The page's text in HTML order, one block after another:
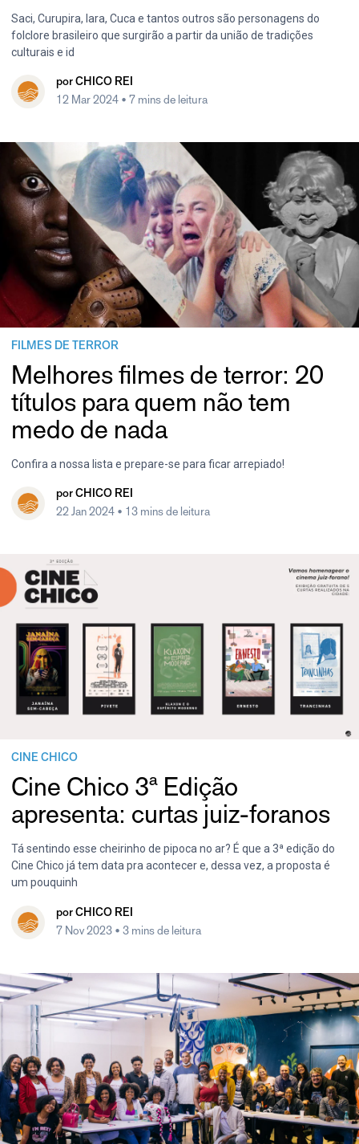
Saci, Curupira, Iara, Cuca e tantos outros são personagens do
folclore brasileiro que surgirão a partir da união de tradições
culturais e id
por CHICO REI
12 Mar 2024 • 7 mins de leitura
FILMES DE TERROR
Melhores filmes de terror: 20
títulos para quem não tem
medo de nada
Confira a nossa lista e prepare-se para ficar arrepiado!
por CHICO REI
22 Jan 2024 • 13 mins de leitura
CINE CHICO
Cine Chico 3ª Edição
apresenta: curtas juiz-foranos
Tá sentindo esse cheirinho de pipoca no ar? É que a 3ª edição do
Cine Chico já tem data pra acontecer e, dessa vez, a proposta é
um pouquinh
por CHICO REI
7 Nov 2023 • 3 mins de leitura